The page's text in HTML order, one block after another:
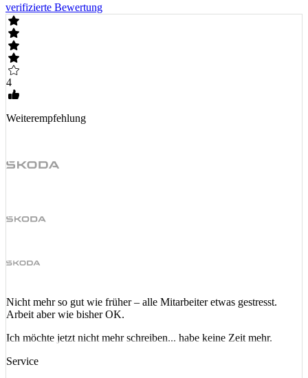
verifizierte Bewertung
4
Weiterempfehlung
Nicht mehr so gut wie früher – alle Mitarbeiter etwas gestresst.
Arbeit aber wie bisher OK.
Ich möchte jetzt nicht mehr schreiben... habe keine Zeit mehr.
Service